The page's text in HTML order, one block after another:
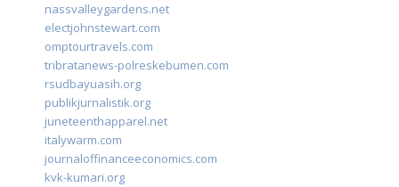
nassvalleygardens.net
electjohnstewart.com
omptourtravels.com
tribratanews-polreskebumen.com
rsudbayuasih.org
publikjurnalistik.org
juneteenthapparel.net
italywarm.com
journaloffinanceeconomics.com
kvk-kumari.org